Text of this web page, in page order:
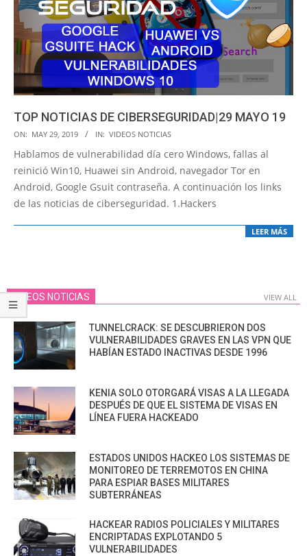
TOP NOTICIAS DE CIBERSEGURIDAD|29 MAYO 19
2019-
05-
ON: MAY 29, 2019 IN: VIDEOS NOTICIAS
Hablamos de vulnerabilidad día cero Windows, fallas al
reinició Win10, Huawei sin Android, navegador Tor en
Android, Google Gsuit contraseña. A continuación los links
de las noticias de ciberseguridad. 1.Hackers
LEER MÁS
VIDEOS NOTICIAS VIEW ALL
TUNNELCRACK: SE DESCUBRIERON DOS
VULNERABILIDADES GRAVES EN LAS VPN QUE
HABÍAN ESTADO INACTIVAS DESDE 1996
KENIA SOLO OTORGARÁ VISAS A LA LLEGADA
DESPUÉS DE QUE EL SISTEMA DE VISAS EN
LÍNEA FUERA HACKEADO
ESTADOS UNIDOS HACKEO LOS SISTEMAS DE
MONITOREO DE TERREMOTOS EN CHINA
PARA ESPIAR BASES MILITARES
SUBTERRÁNEAS
HACKEAR RADIOS POLICIALES Y MILITARES
ENCRIPTADAS EXPLOTANDO 5
VULNERABILIDADES